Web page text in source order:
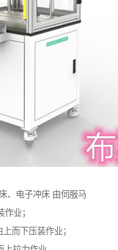
、电子冲床 由伺服马
业；
而下压装作业；